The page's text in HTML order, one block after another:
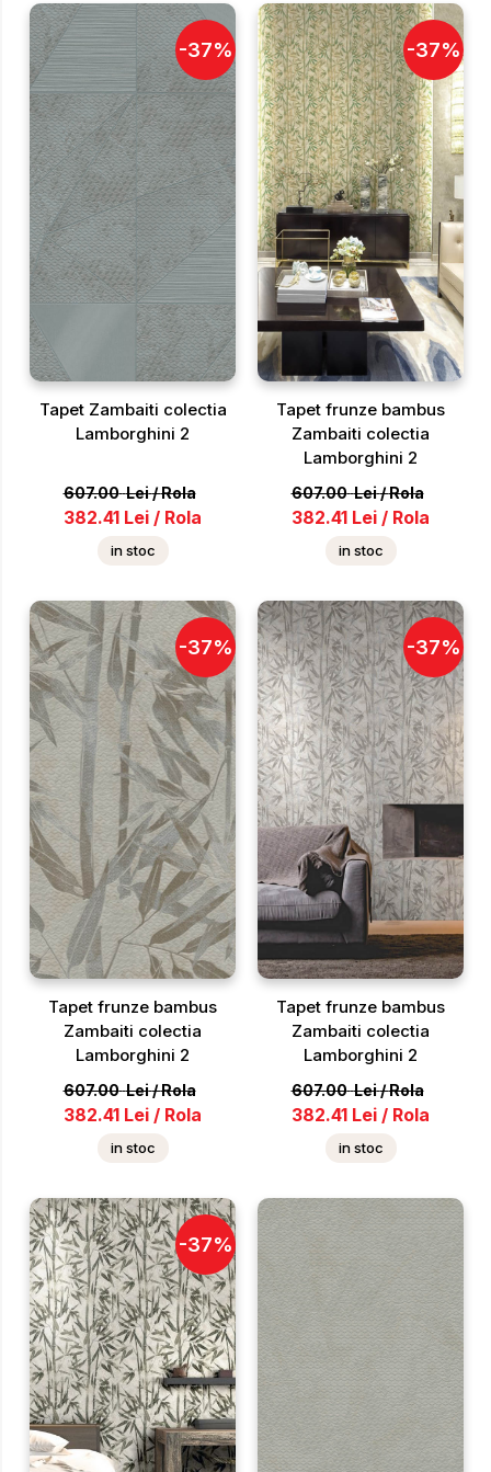
-37%
Tapet Zambaiti colectia
Lamborghini 2
607.00 Lei/Rola
382.41 Lei / Rola
in stoc
-37%
Tapet frunze bambus
Zambaiti colectia
Lamborghini 2
607.00 Lei/Rola
382.41 Lei / Rola
in stoc
-37%
Tapet frunze bambus
Zambaiti colectia
Lamborghini 2
607.00 Lei/Rola
382.41 Lei / Rola
in stoc
-37%
Tapet frunze bambus
Zambaiti colectia
Lamborghini 2
607.00 Lei/Rola
382.41 Lei / Rola
in stoc
-37%